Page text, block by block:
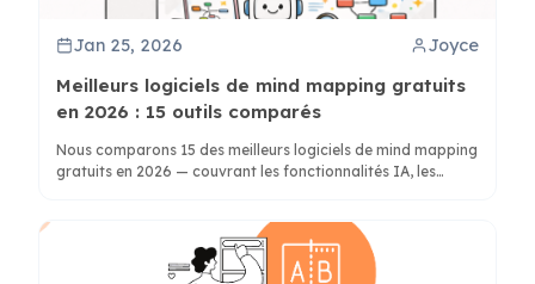
Jan 25, 2026 Joyce
Meilleurs logiciels de mind mapping gratuits
en 2026 : 15 outils comparés
Nous comparons 15 des meilleurs logiciels de mind mapping
gratuits en 2026 — couvrant les fonctionnalités IA, les